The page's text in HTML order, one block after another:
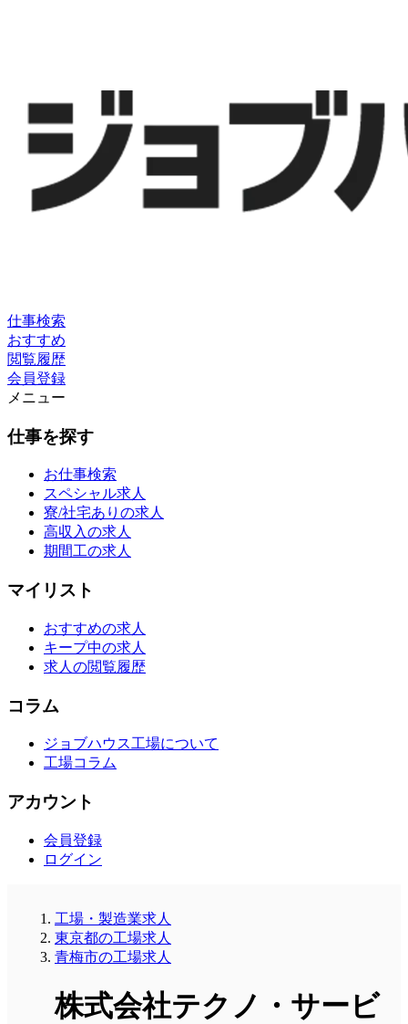
仕事検索
おすすめ
閲覧履歴
会員登録
メニュー
仕事を探す
お仕事検索
スペシャル求人
寮/社宅ありの求人
高収入の求人
期間工の求人
マイリスト
おすすめの求人
キープ中の求人
求人の閲覧履歴
コラム
ジョブハウス工場について
工場コラム
アカウント
会員登録
ログイン
工場・製造業求人
東京都の工場求人
青梅市の工場求人
株式会社テクノ・サービ